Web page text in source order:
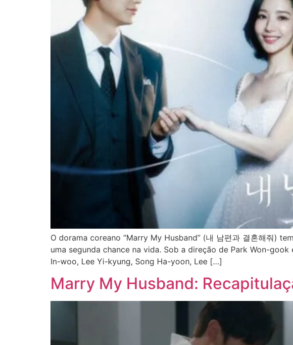
O dorama coreano “Marry My Husband” (내 남편과 결혼해줘)
uma segunda chance na vida. Sob a direção de Park Won-
In-woo, Lee Yi-kyung, Song Ha-yoon, Lee […]
Marry My Husband: